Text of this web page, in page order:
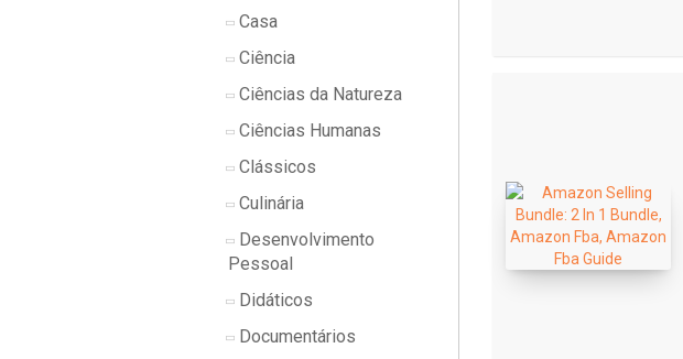
Casa
Ciência
Ciências da Natureza
Ciências Humanas
Clássicos
Culinária
Desenvolvimento
Pessoal
Didáticos
Documentários